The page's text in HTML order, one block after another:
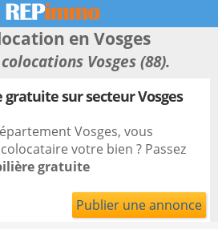
en Vosges
colocations Vosges (88).
gratuite sur secteur Vosges
Vosges, vous
votre bien ? Passez
gratuite
Publier une annonce